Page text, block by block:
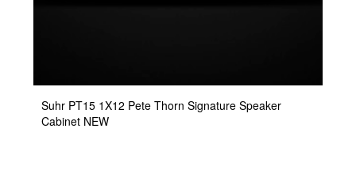
Suhr PT15 1X12 Pete Thorn Signature Speaker
Cabinet NEW